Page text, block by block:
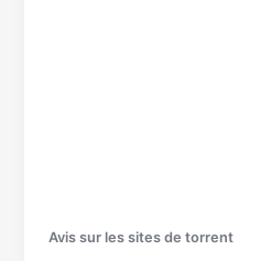
Avis sur les sites de torrent